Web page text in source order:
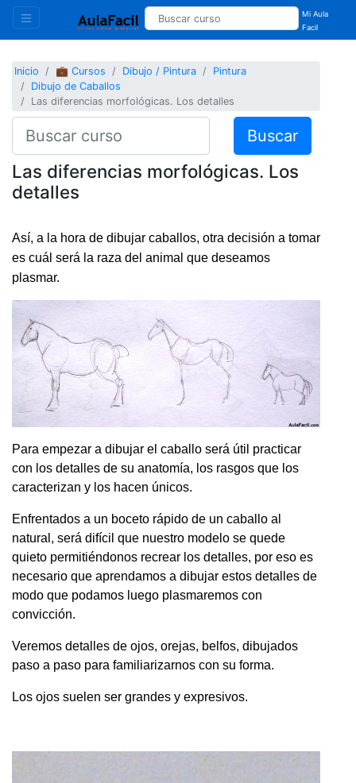
Mi Aula
Facil
Inicio 💼 Cursos Dibujo / Pintura
Pintura
Dibujo de Caballos
Las diferencias morfológicas. Los detalles
Buscar
Las diferencias morfológicas. Los
detalles
Así, a la hora de dibujar caballos, otra decisión a tomar
es cuál será la raza del animal que deseamos
plasmar.
Para empezar a dibujar el caballo será útil practicar
con los detalles de su anatomía, los rasgos que los
caracterizan y los hacen únicos.
Enfrentados a un boceto rápido de un caballo al
natural, será difícil que nuestro modelo se quede
quieto permitiéndonos recrear los detalles, por eso es
necesario que aprendamos a dibujar estos detalles de
modo que podamos luego plasmaremos con
convicción.
Veremos detalles de ojos, orejas, belfos, dibujados
paso a paso para familiarizarnos con su forma.
Los ojos suelen ser grandes y expresivos.